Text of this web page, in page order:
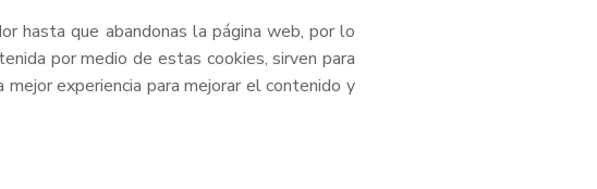
hasta que abandonas la página web, por lo
por medio de estas cookies, sirven para
experiencia para mejorar el contenido y